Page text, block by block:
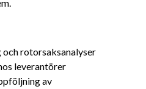
och rotorsaksanalyser
leverantörer
av